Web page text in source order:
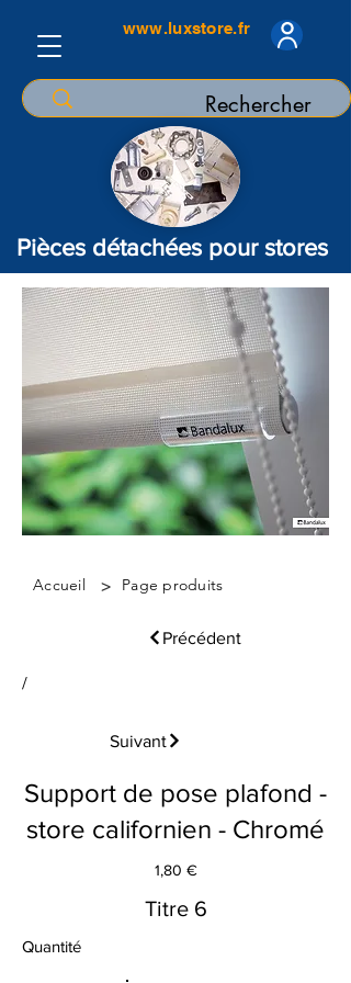
www.luxstore.fr
Pièces détachées pour stores
Accueil > Page produits
Précédent
/
Suivant
Support de pose plafond -
store californien - Chromé
1,80 €
Titre 6
Quantité